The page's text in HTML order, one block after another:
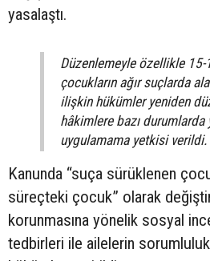
yasalaştı.
Düzenlemeyle özellikle
çocukların ağır suçlarda
ilişkin hükümler yeniden
hâkimlere bazı
uygulamama yetkisi verildi.
Kanunda “suça sürüklenen
süreçteki çocuk” olarak
korunmasına yönelik sosyal
tedbirleri ile ailelerin